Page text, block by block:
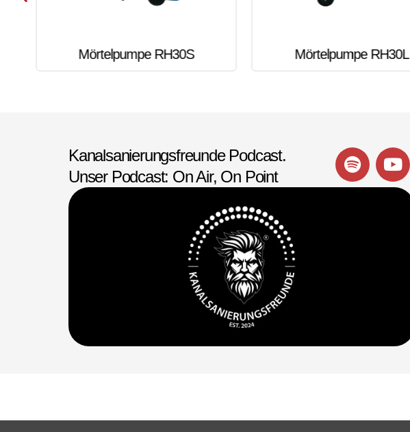
Mörtelpumpe RH30S Mörtelpumpe RH30L
Kanalsanierungsfreunde Podcast.
Unser Podcast: On Air, On Point